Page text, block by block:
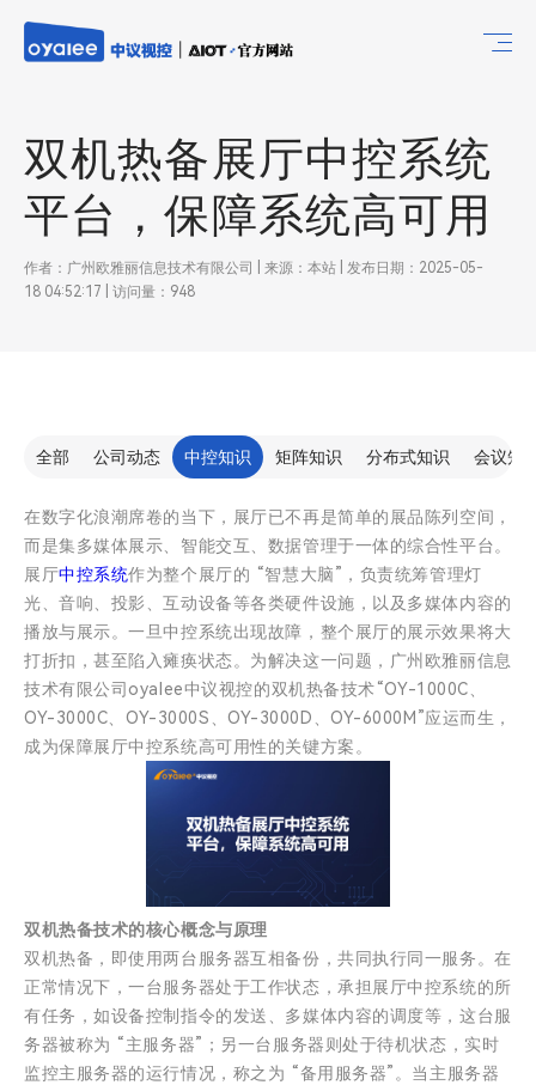
双机热备展厅中控系统
平台，保障系统高可用
作者：广州欧雅丽信息技术有限公司 | 来源：本站 | 发布日期：2025-05-
18 04:52:17 | 访问量：948
全部 公司动态 中控知识 矩阵知识 分布式知识 会议知
在数字化浪潮席卷的当下，展厅已不再是简单的展品陈列空间，
而是集多媒体展示、智能交互、数据管理于一体的综合性平台。
展厅中控系统作为整个展厅的 “智慧大脑”，负责统筹管理灯
光、音响、投影、互动设备等各类硬件设施，以及多媒体内容的
播放与展示。一旦中控系统出现故障，整个展厅的展示效果将大
打折扣，甚至陷入瘫痪状态。为解决这一问题，广州欧雅丽信息
技术有限公司oyalee中议视控的双机热备技术“OY-1000C、
OY-3000C、OY-3000S、OY-3000D、OY-6000M”应运而生，
成为保障展厅中控系统高可用性的关键方案。
双机热备技术的核心概念与原理
双机热备，即使用两台服务器互相备份，共同执行同一服务。在
正常情况下，一台服务器处于工作状态，承担展厅中控系统的所
有任务，如设备控制指令的发送、多媒体内容的调度等，这台服
务器被称为 “主服务器”；另一台服务器则处于待机状态，实时
监控主服务器的运行情况，称之为 “备用服务器”。当主服务器